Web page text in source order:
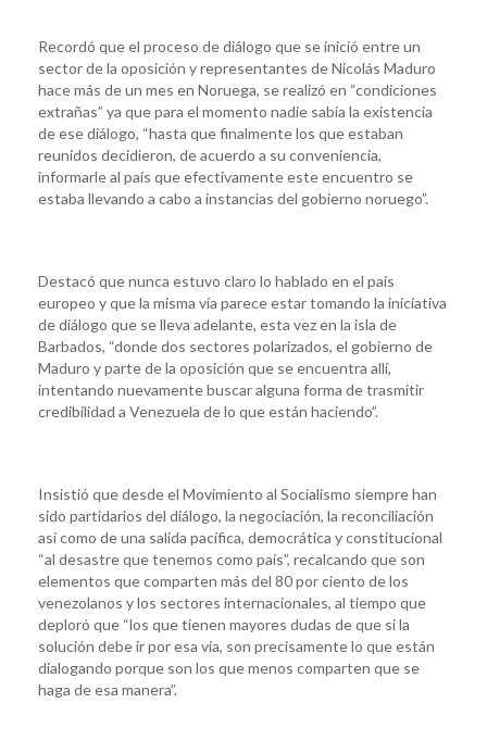
Recordó que el proceso de diálogo que se inició entre un
sector de la oposición y representantes de Nicolás Maduro
hace más de un mes en Noruega, se realizó en “condiciones
extrañas” ya que para el momento nadie sabía la existencia
de ese diálogo, “hasta que finalmente los que estaban
reunidos decidieron, de acuerdo a su conveniencia,
informarle al país que efectivamente este encuentro se
estaba llevando a cabo a instancias del gobierno noruego”.
Destacó que nunca estuvo claro lo hablado en el país
europeo y que la misma vía parece estar tomando la iniciativa
de diálogo que se lleva adelante, esta vez en la isla de
Barbados, “donde dos sectores polarizados, el gobierno de
Maduro y parte de la oposición que se encuentra allí,
intentando nuevamente buscar alguna forma de trasmitir
credibilidad a Venezuela de lo que están haciendo”.
Insistió que desde el Movimiento al Socialismo siempre han
sido partidarios del diálogo, la negociación, la reconciliación
así como de una salida pacífica, democrática y constitucional
“al desastre que tenemos como país”, recalcando que son
elementos que comparten más del 80 por ciento de los
venezolanos y los sectores internacionales, al tiempo que
deploró que “los que tienen mayores dudas de que si la
solución debe ir por esa vía, son precisamente lo que están
dialogando porque son los que menos comparten que se
haga de esa manera”.